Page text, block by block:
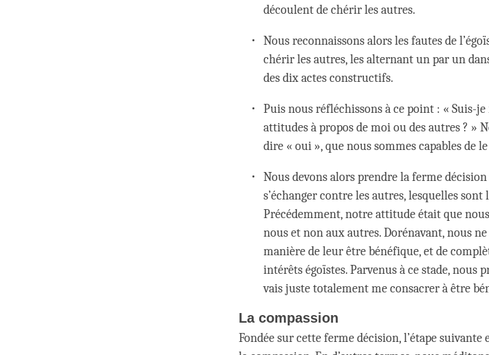
découlent de chérir les autres.
Nous reconnaissons alors les fautes de
chérir les autres, les alternant un par un
des dix actes constructifs.
Puis nous réfléchissons à ce point : « Suis-
attitudes à propos de moi ou des autres ? »
dire « oui », que nous sommes capables de
Nous devons alors prendre la ferme
s’échanger contre les autres, lesquelles
Précédemment, notre attitude était que
nous et non aux autres. Dorénavant, nous
manière de leur être bénéfique, et de
intérêts égoïstes. Parvenus à ce stade, nous
vais juste totalement me consacrer à être
La compassion
Fondée sur cette ferme décision, l’étape